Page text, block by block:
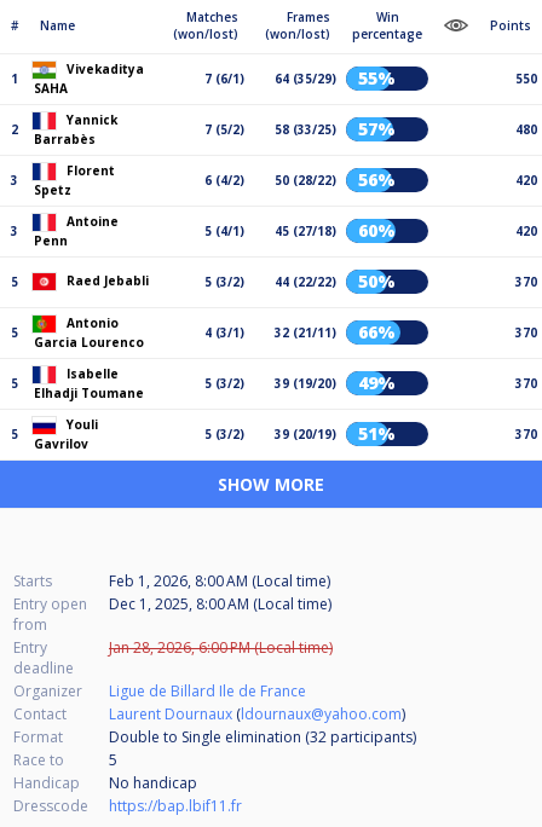
# Name
Matches
(won/lost)
Frames
(won/lost)
Win
percentage
Points
1
Vivekaditya
SAHA
7 (6/1) 64 (35/29) 55% 550
2
Yannick
Barrabès
7 (5/2) 58 (33/25) 57% 480
3
Florent
Spetz
6 (4/2) 50 (28/22) 56% 420
3
Antoine
Penn
5 (4/1) 45 (27/18) 60% 420
5 Raed Jebabli 5 (3/2) 44 (22/22) 50% 370
5
Antonio
Garcia Lourenco
4 (3/1) 32 (21/11) 66% 370
5
Isabelle
Elhadji Toumane
5 (3/2) 39 (19/20) 49% 370
5
Youli
Gavrilov
5 (3/2) 39 (20/19) 51% 370
SHOW MORE
Starts
Feb 1, 2026, 8:00 AM (Local time)
Entry open
from
Dec 1, 2025, 8:00 AM (Local time)
Entry
deadline
Jan 28, 2026, 6:00 PM (Local time)
Organizer
Ligue de Billard Ile de France
Contact
Laurent Dournaux (ldournaux@yahoo.com)
Format
Double to Single elimination (32 participants)
Race to
5
Handicap
No handicap
Dresscode
https://bap.lbif11.fr